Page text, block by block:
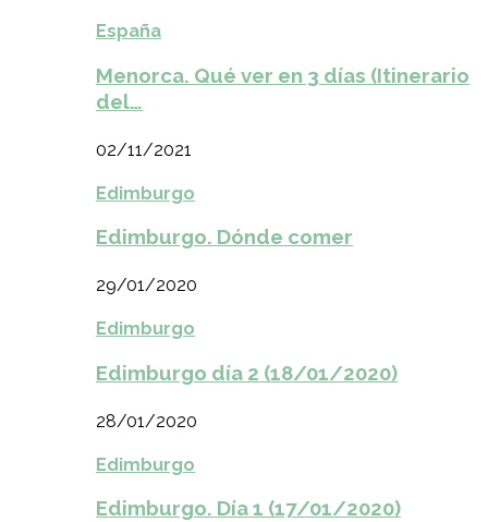
España
Menorca. Qué ver en 3 días (Itinerario
del…
02/11/2021
Edimburgo
Edimburgo. Dónde comer
29/01/2020
Edimburgo
Edimburgo día 2 (18/01/2020)
28/01/2020
Edimburgo
Edimburgo. Día 1 (17/01/2020)